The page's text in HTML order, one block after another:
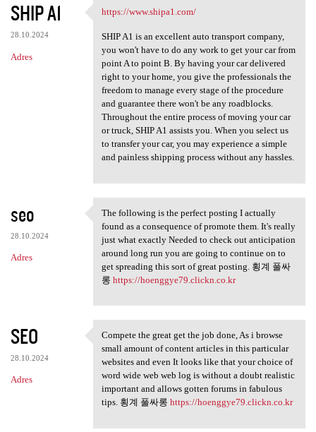
SHIP A1
28.10.2024
Adres
https://www.shipa1.com/
https://www.shipa1.com/
SHIP A1 is an excellent auto transport company,
you won't have to do any work to get your car from
point A to point B. By having your car delivered
right to your home, you give the professionals the
freedom to manage every stage of the procedure
and guarantee there won't be any roadblocks.
Throughout the entire process of moving your car
or truck, SHIP A1 assists you. When you select us
to transfer your car, you may experience a simple
and painless shipping process without any hassles.
seo
28.10.2024
Adres
The following is the perfect
The following is the perfect posting I actually
found as a consequence of promote them. It's really
just what exactly Needed to check out anticipation
around long run you are going to continue on to
get spreading this sort of great posting. 횡계 풀싸
롱 https://hoenggye79.clickn.co.kr
SEO
28.10.2024
Adres
Compete the great get the job
Compete the great get the job done, As i browse
small amount of content articles in this particular
websites and even It looks like that your choice of
word wide web web log is without a doubt realistic
important and allows gotten forums in fabulous
tips. 횡계 풀싸롱 https://hoenggye79.clickn.co.kr